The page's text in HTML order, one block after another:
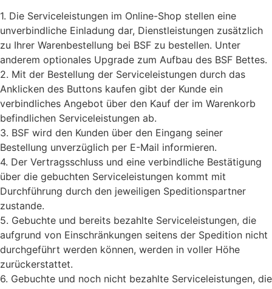
1. Die Serviceleistungen im Online-Shop stellen eine
unverbindliche Einladung dar, Dienstleistungen zusätzlich
zu Ihrer Warenbestellung bei BSF zu bestellen. Unter
anderem optionales Upgrade zum Aufbau des BSF Bettes.
2. Mit der Bestellung der Serviceleistungen durch das
Anklicken des Buttons kaufen gibt der Kunde ein
verbindliches Angebot über den Kauf der im Warenkorb
befindlichen Serviceleistungen ab.
3. BSF wird den Kunden über den Eingang seiner
Bestellung unverzüglich per E-Mail informieren.
4. Der Vertragsschluss und eine verbindliche Bestätigung
über die gebuchten Serviceleistungen kommt mit
Durchführung durch den jeweiligen Speditionspartner
zustande.
5. Gebuchte und bereits bezahlte Serviceleistungen, die
aufgrund von Einschränkungen seitens der Spedition nicht
durchgeführt werden können, werden in voller Höhe
zurückerstattet.
6. Gebuchte und noch nicht bezahlte Serviceleistungen, die